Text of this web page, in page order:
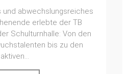
und abwechslungsreiches
erlebte der TB
Schulturnhalle: Von den
bis zu den
aktiven...